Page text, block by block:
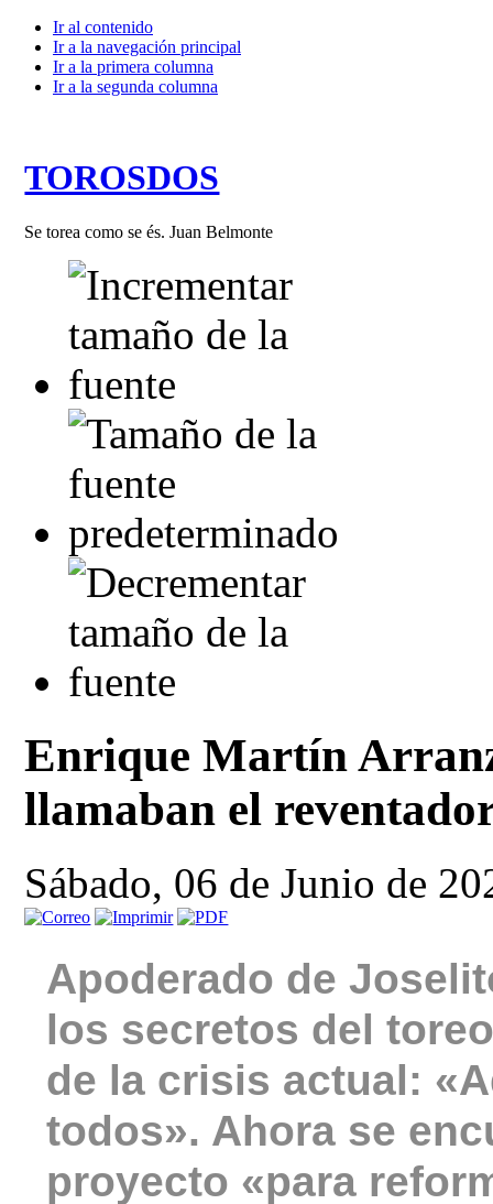
Ir al contenido
Ir a la navegación principal
Ir a la primera columna
Ir a la segunda columna
TOROSDOS
Se torea como se és. Juan Belmonte
Enrique Martín
llamaban el
Sábado, 06 de Junio de
Apoderado de
los secretos del
de la crisis actual:
todos». Ahora se
proyecto «para